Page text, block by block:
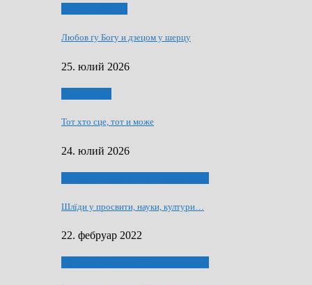
Любов ґу Богу и дзецом у шерцу
25. юлий 2026
Тот хто сце, тот и може
24. юлий 2026
Шлїди у просвити, науки, култури…
22. фебруар 2022